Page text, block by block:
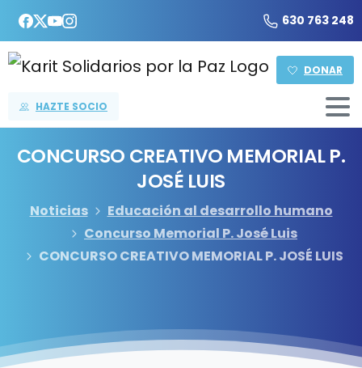
630 763 248
DONAR
HAZTE SOCIO
CONCURSO CREATIVO MEMORIALP.
JOSÉ LUIS
Noticias
Educación al desarrollo humano
Concurso Memorial P. José Luis
CONCURSO CREATIVO MEMORIAL P. JOSÉ LUIS